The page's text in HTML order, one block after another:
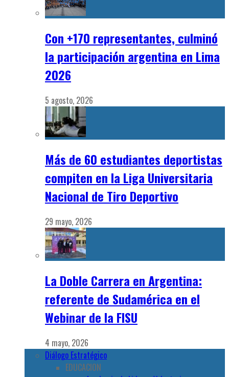
Con +170 representantes, culminó
la participación argentina en Lima
2026
5 agosto, 2026
Más de 60 estudiantes deportistas
compiten en la Liga Universitaria
Nacional de Tiro Deportivo
29 mayo, 2026
La Doble Carrera en Argentina:
referente de Sudamérica en el
Webinar de la FISU
4 mayo, 2026
Diálogo Estratégico
EDUCACION